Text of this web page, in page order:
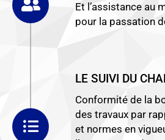
Et l’assistance au
pour la passation
LE SUIVI DU
Conformité de la
des travaux par
et normes en